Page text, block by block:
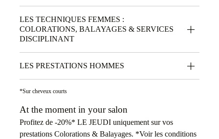
LES TECHNIQUES FEMMES :
COLORATIONS, BALAYAGES & SERVICES
DISCIPLINANT
LES PRESTATIONS HOMMES
*Sur cheveux courts
At the moment in your salon
Profitez de -20%* LE JEUDI uniquement sur vos
prestations Colorations & Balayages. *Voir les conditions